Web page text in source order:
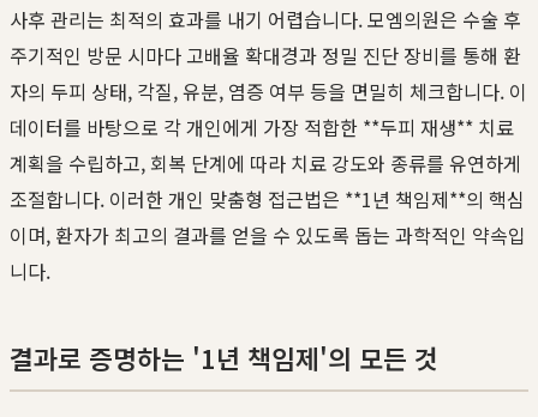
사후 관리는 최적의 효과를 내기 어렵습니다. 모엠의원은 수술 후
주기적인 방문 시마다 고배율 확대경과 정밀 진단 장비를 통해 환
자의 두피 상태, 각질, 유분, 염증 여부 등을 면밀히 체크합니다. 이
데이터를 바탕으로 각 개인에게 가장 적합한 **두피 재생** 치료
계획을 수립하고, 회복 단계에 따라 치료 강도와 종류를 유연하게
조절합니다. 이러한 개인 맞춤형 접근법은 **1년 책임제**의 핵심
이며, 환자가 최고의 결과를 얻을 수 있도록 돕는 과학적인 약속입
니다.
결과로 증명하는 '1년 책임제'의 모든 것